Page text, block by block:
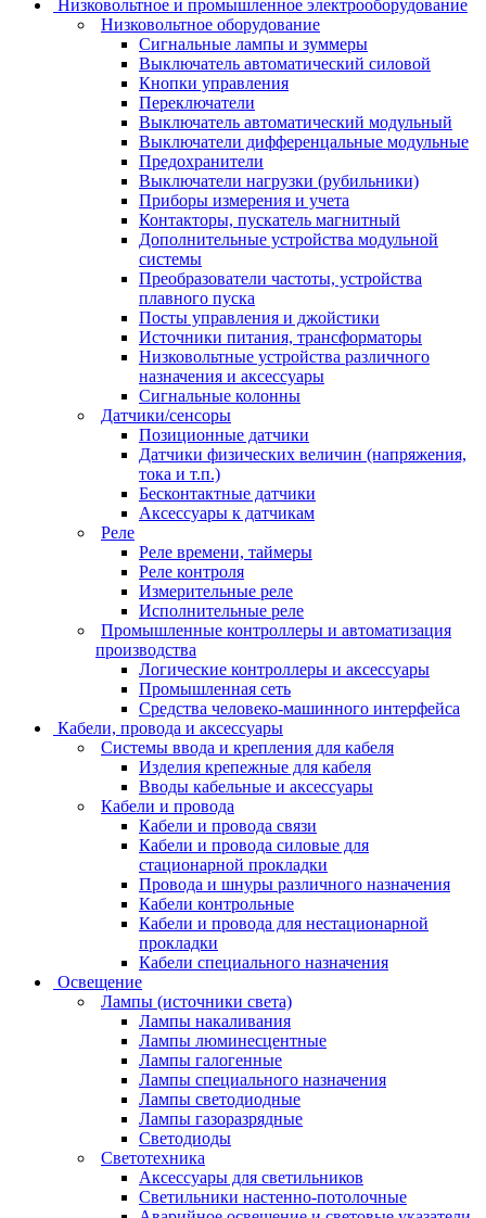
Низковольтное и промышленное электрооборудование
Низковольтное оборудование
Сигнальные лампы и зуммеры
Выключатель автоматический силовой
Кнопки управления
Переключатели
Выключатель автоматический модульный
Выключатели дифференцальные модульные
Предохранители
Выключатели нагрузки (рубильники)
Приборы измерения и учета
Контакторы, пускатель магнитный
Дополнительные устройства модульной
системы
Преобразователи частоты, устройства
плавного пуска
Посты управления и джойстики
Источники питания, трансформаторы
Низковольтные устройства различного
назначения и аксессуары
Сигнальные колонны
Датчики/сенсоры
Позиционные датчики
Датчики физических величин (напряжения,
тока и т.п.)
Бесконтактные датчики
Аксессуары к датчикам
Реле
Реле времени, таймеры
Реле контроля
Измерительные реле
Исполнительные реле
Промышленные контроллеры и автоматизация
производства
Логические контроллеры и аксессуары
Промышленная сеть
Средства человеко-машинного интерфейса
Кабели, провода и аксессуары
Системы ввода и крепления для кабеля
Изделия крепежные для кабеля
Вводы кабельные и аксессуары
Кабели и провода
Кабели и провода связи
Кабели и провода силовые для
стационарной прокладки
Провода и шнуры различного назначения
Кабели контрольные
Кабели и провода для нестационарной
прокладки
Кабели специального назначения
Освещение
Лампы (источники света)
Лампы накаливания
Лампы люминесцентные
Лампы галогенные
Лампы специального назначения
Лампы светодиодные
Лампы газоразрядные
Светодиоды
Светотехника
Аксессуары для светильников
Светильники настенно-потолочные